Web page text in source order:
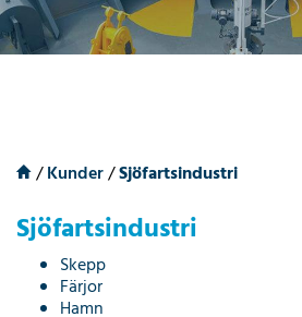
/Kunder/Sjöfartsindustri
Sjöfartsindustri
Skepp
Färjor
Hamn